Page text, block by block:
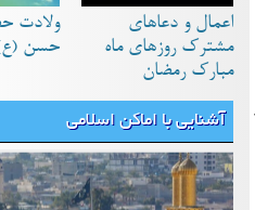
اعمال و دعاهای
مشترک روزهای ماه
مبارک رمضان
ولادت
حسن
آشنایی با اماکن اسلامی